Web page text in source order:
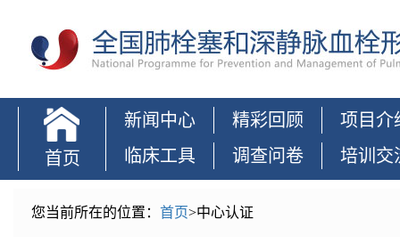
首页
新闻中心 精彩回顾
项目介
临床工具
调查问卷 培训交
您当前所在的位置： 首页>中心认证